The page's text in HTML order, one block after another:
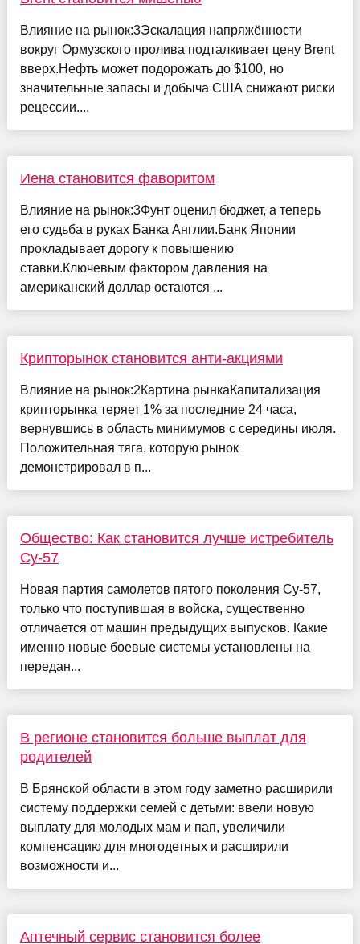
Влияние на рынок:3Эскалация напряжённости
вокруг Ормузского пролива подталкивает цену Brent
вверх.Нефть может подорожать до $100, но
значительные запасы и добыча США снижают риски
рецессии....
Иена становится фаворитом
Влияние на рынок:3Фунт оценил бюджет, а теперь
его судьба в руках Банка Англии.Банк Японии
прокладывает дорогу к повышению
ставки.Ключевым фактором давления на
американский доллар остаются ...
Крипторынок становится анти-акциями
Влияние на рынок:2Картина рынкаКапитализация
крипторынка теряет 1% за последние 24 часа,
вернувшись в область минимумов с середины июля.
Положительная тяга, которую рынок
демонстрировал в п...
Общество: Как становится лучше истребитель
Су-57
Новая партия самолетов пятого поколения Су-57,
только что поступившая в войска, существенно
отличается от машин предыдущих выпусков. Какие
именно новые боевые системы установлены на
передан...
В регионе становится больше выплат для
родителей
В Брянской области в этом году заметно расширили
систему поддержки семей с детьми: ввели новую
выплату для молодых мам и пап, увеличили
компенсацию для многодетных и расширили
возможности и...
Аптечный сервис становится более